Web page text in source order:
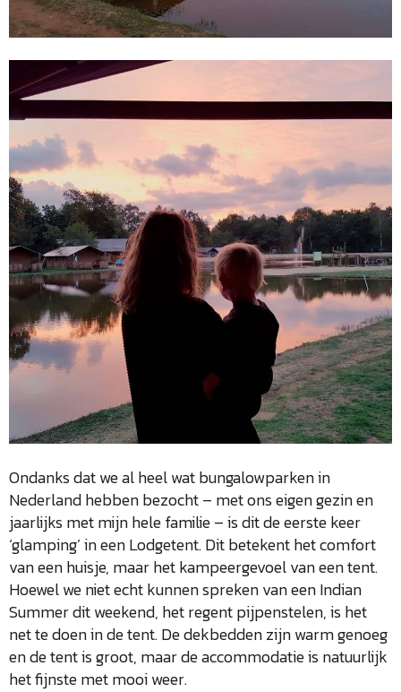
Ondanks dat we al heel wat bungalowparken in
Nederland hebben bezocht – met ons eigen gezin en
jaarlijks met mijn hele familie – is dit de eerste keer
‘glamping’ in een Lodgetent. Dit betekent het comfort
van een huisje, maar het kampeergevoel van een tent.
Hoewel we niet echt kunnen spreken van een Indian
Summer dit weekend, het regent pijpenstelen, is het
net te doen in de tent. De dekbedden zijn warm genoeg
en de tent is groot, maar de accommodatie is natuurlijk
het fijnste met mooi weer.